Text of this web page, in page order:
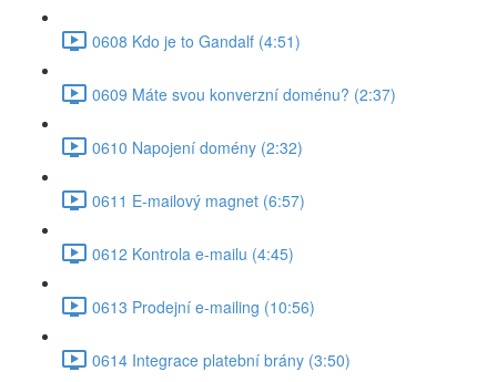
0608 Kdo je to Gandalf (4:51)
0609 Máte svou konverzní doménu? (2:37)
0610 Napojení domény (2:32)
0611 E-mailový magnet (6:57)
0612 Kontrola e-mailu (4:45)
0613 Prodejní e-mailing (10:56)
0614 Integrace platební brány (3:50)